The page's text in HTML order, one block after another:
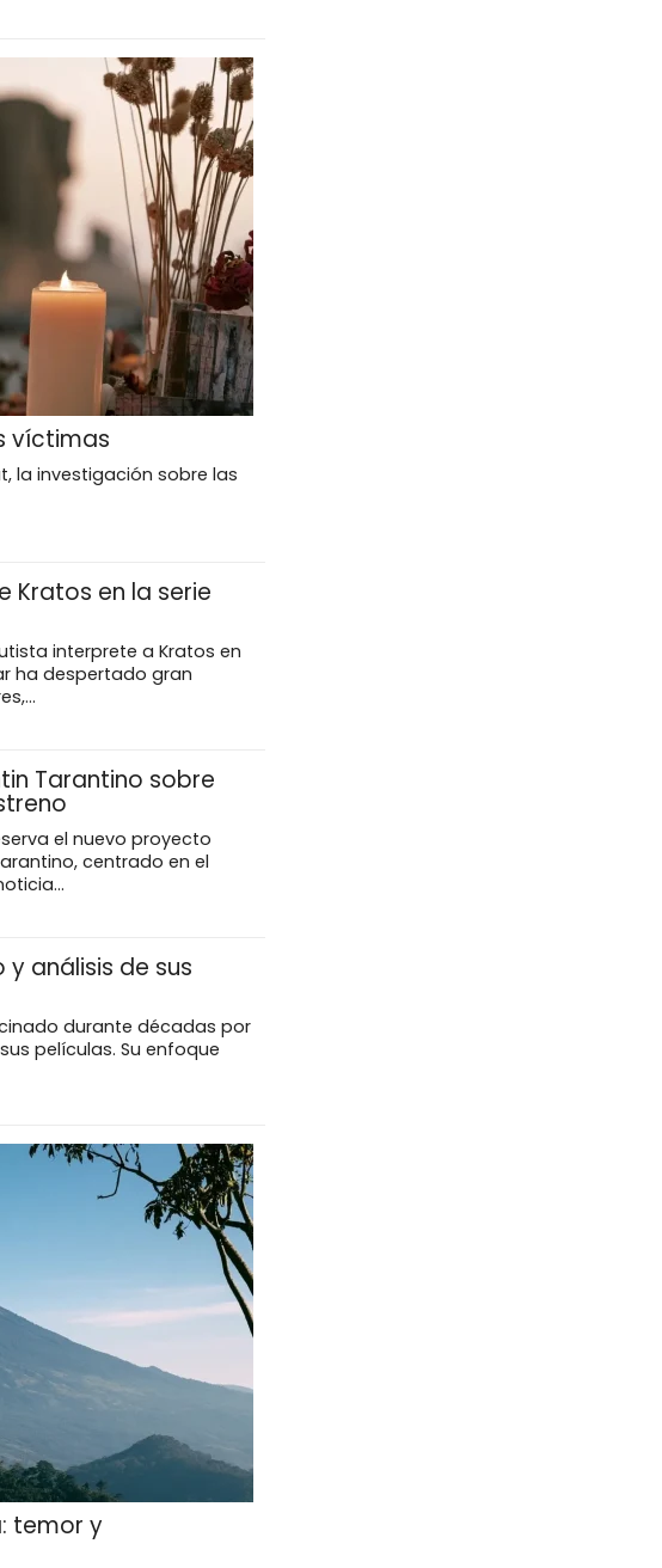
víctimas
la investigación sobre las
Kratos en la serie
interprete a Kratos en
ha despertado gran
Tarantino sobre
el nuevo proyecto
centrado en el
y análisis de sus
durante décadas por
películas. Su enfoque
temor y